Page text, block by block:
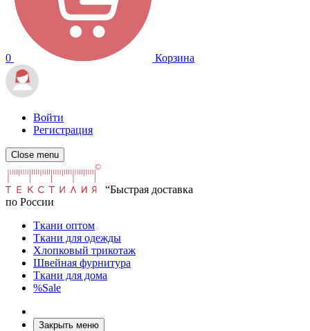
0 Корзина
Войти
Регистрация
Close menu
“Быстрая доставка
по России
Ткани оптом
Ткани для одежды
Хлопковый трикотаж
Швейная фурнитура
Ткани для дома
%Sale
Закрыть меню